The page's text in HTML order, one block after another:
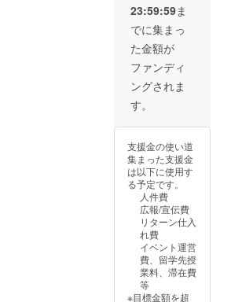
をご記載くださ
い。 加えて、留
学生からのお土
産品の提供をさ
せていただきま
す！ 学びに行っ
た現地での特産
品や歴史的な工
芸品など、勉強
を兼ねまして留
学生一人一人に
選んで購入して
いただいたもの
を提供させてい
ただきます。 ま
た、お土産品に
関しましての詳
細は現地で留学
生に選んでいた
だきますので、
特にこれと決
まっていませ
ん。 お土産例を
23:59:59ま
でに集まっ
た金額が
ファンディ
ングされま
す。
支援金の使い道
集まった支援金
は以下に使用す
る予定です。
人件費
広報/宣伝費
リターン仕入
れ費
イベント運営
費、留学先授
業料、滞在費
等
※目標金額を超